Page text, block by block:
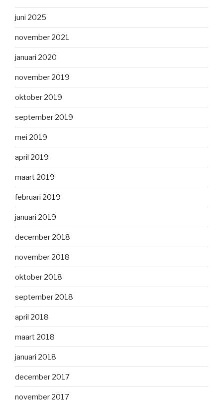
juni 2025
november 2021
januari 2020
november 2019
oktober 2019
september 2019
mei 2019
april 2019
maart 2019
februari 2019
januari 2019
december 2018
november 2018
oktober 2018
september 2018
april 2018
maart 2018
januari 2018
december 2017
november 2017